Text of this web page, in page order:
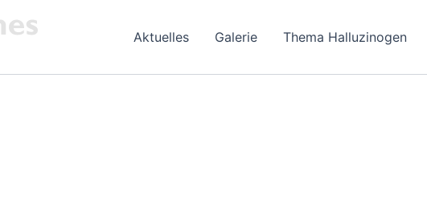
Aktuelles Galerie Thema Halluzinogen